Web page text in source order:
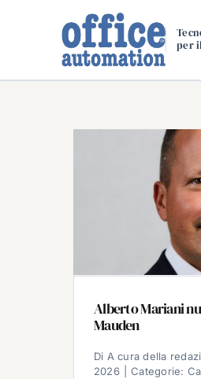
per
Alberto Mariani
Mauden
Di A cura della
2026
Categorie: